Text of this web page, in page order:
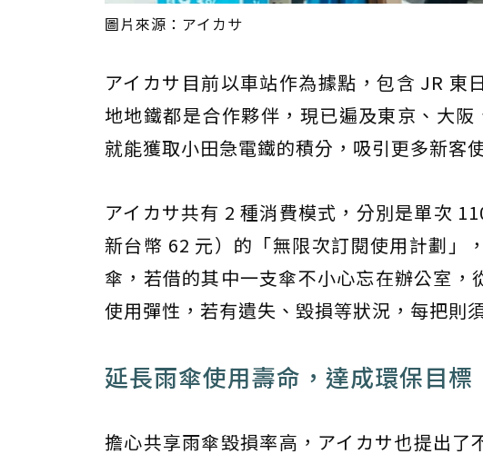
圖片來源：アイカサ
アイカサ目前以車站作為據點，包含 JR
地地鐵都是合作夥伴，現已遍及東京、大
就能獲取小田急電鐵的積分，吸引更多新客
アイカサ共有 2 種消費模式，分別是單次
新台幣 62 元）的「無限次訂閱使用計劃」
傘，若借的其中一支傘不小心忘在辦公室
使用彈性，若有遺失、毀損等狀況，每把則
延長雨傘使用壽命，達成環保目標
擔心共享雨傘毀損率高，アイカサ也提出